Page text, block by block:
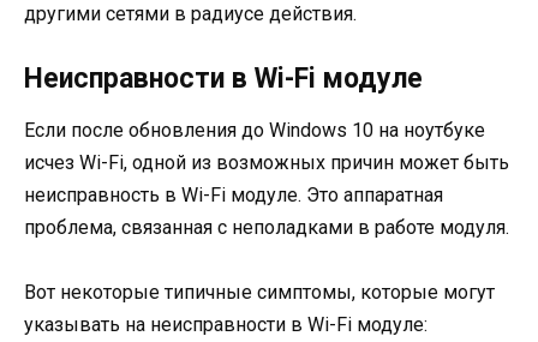
другими сетями в радиусе действия.
Неисправности в Wi-Fi модуле
Если после обновления до Windows 10 на ноутбуке
исчез Wi-Fi, одной из возможных причин может быть
неисправность в Wi-Fi модуле. Это аппаратная
проблема, связанная с неполадками в работе модуля.
Вот некоторые типичные симптомы, которые могут
указывать на неисправности в Wi-Fi модуле: